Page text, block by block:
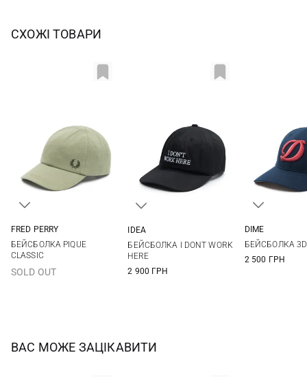
СХОЖІ ТОВАРИ
FRED PERRY
БЕЙСБОЛКА PIQUE
CLASSIC
SOLD OUT
IDEA
БЕЙСБОЛКА I DONT WORK
HERE
2 900 ГРН
DIME
БЕЙСБОЛКА 3D
2 500 ГРН
ВАС МОЖЕ ЗАЦІКАВИТИ